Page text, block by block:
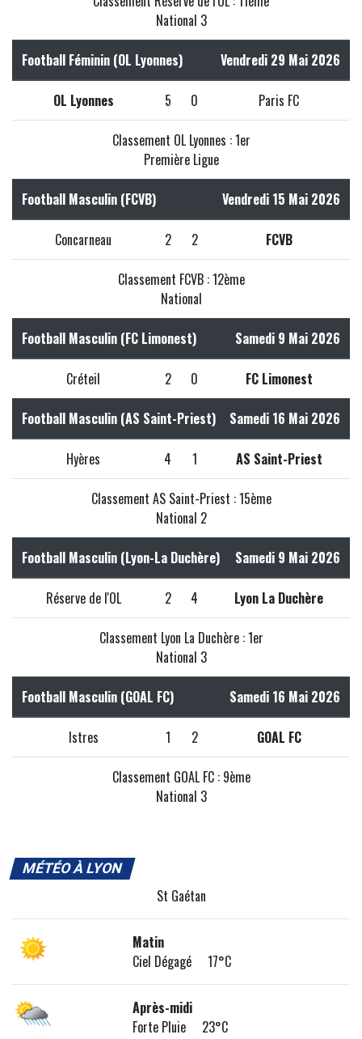
National 3
Football Féminin (OL Lyonnes) Vendredi 29 Mai 2026
OL Lyonnes 5 0 Paris FC
Classement OL Lyonnes : 1er
Première Ligue
Football Masculin (FCVB) Vendredi 15 Mai 2026
Concarneau 2 2 FCVB
Classement FCVB : 12ème
National
Football Masculin (FC Limonest) Samedi 9 Mai 2026
Créteil 2 0 FC Limonest
Football Masculin (AS Saint-Priest) Samedi 16 Mai 2026
Hyères 4 1 AS Saint-Priest
Classement AS Saint-Priest : 15ème
National 2
Football Masculin (Lyon-La Duchère) Samedi 9 Mai 2026
Réserve de l'OL 2 4 Lyon La Duchère
Classement Lyon La Duchère : 1er
National 3
Football Masculin (GOAL FC) Samedi 16 Mai 2026
Istres 1 2 GOAL FC
Classement GOAL FC : 9ème
National 3
MÉTÉO À LYON
St Gaétan
Matin
Ciel Dégagé 17°C
Après-midi
Forte Pluie 23°C